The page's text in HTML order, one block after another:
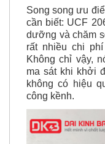
cần biết: UCF
dưỡng và chăm
rất nhiều chi
Không chỉ vậy,
ma sát khi khởi
không có hiệu
công kềnh.